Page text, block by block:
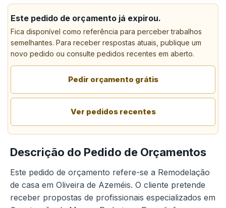
Este pedido de orçamento já expirou.
Fica disponível como referência para perceber trabalhos
semelhantes. Para receber respostas atuais, publique um
novo pedido ou consulte pedidos recentes em aberto.
Pedir orçamento grátis
Ver pedidos recentes
Descrição do Pedido de Orçamentos
Este pedido de orçamento refere-se a Remodelação
de casa em Oliveira de Azeméis. O cliente pretende
receber propostas de profissionais especializados em